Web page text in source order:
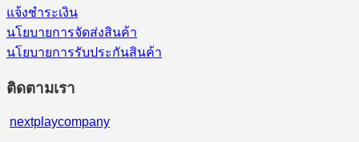
แจ้งชำระเงิน
นโยบายการจัดส่งสินค้า
นโยบายการรับประกันสินค้า
ติดตามเรา
nextplaycompany